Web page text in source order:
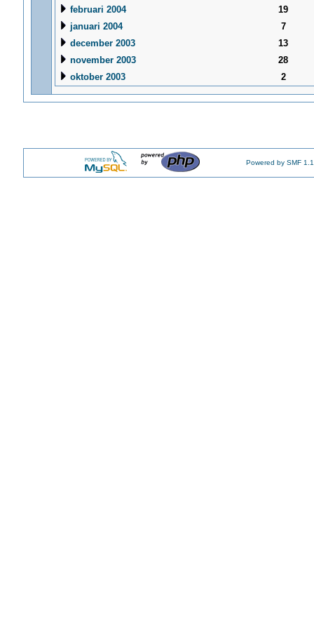
februari 2004
19
januari 2004
7
december 2003
13
november 2003
28
oktober 2003
2
Powered by SMF